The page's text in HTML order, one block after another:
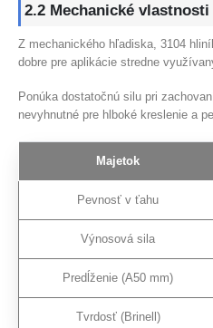
2.2 Mechanické vlastnosti
Z mechanického hľadiska, 3104
dobre pre aplikácie stredne
Ponúka dostatočnú silu pri
nevyhnutné pre hlboké kreslenie a
Majetok
Pevnosť v ťahu
Výnosová sila
Predĺženie (A50 mm)
Tvrdosť (Brinell)